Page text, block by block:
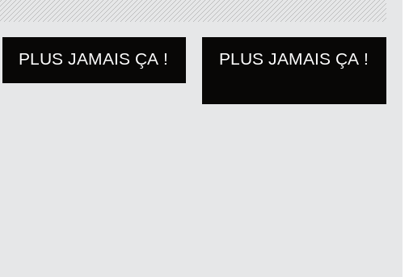
PLUS JAMAIS ÇA ! PLUS JAMAIS ÇA !